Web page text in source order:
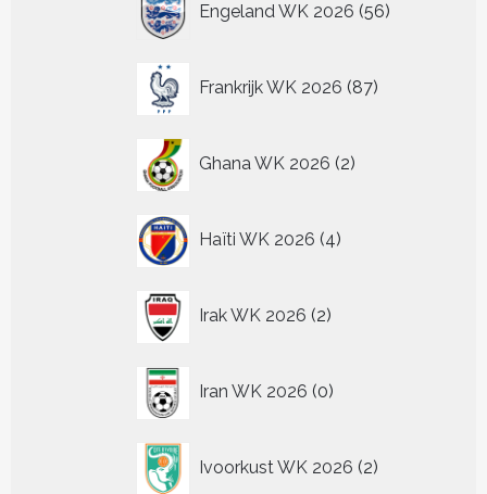
Engeland WK 2026 56
producten
Frankrijk WK 2026 87
producten
Ghana WK 2026 2
producten
Haïti WK 2026 4
producten
Irak WK 2026 2
producten
Iran WK 2026 0
producten
Ivoorkust WK 2026 2
producten